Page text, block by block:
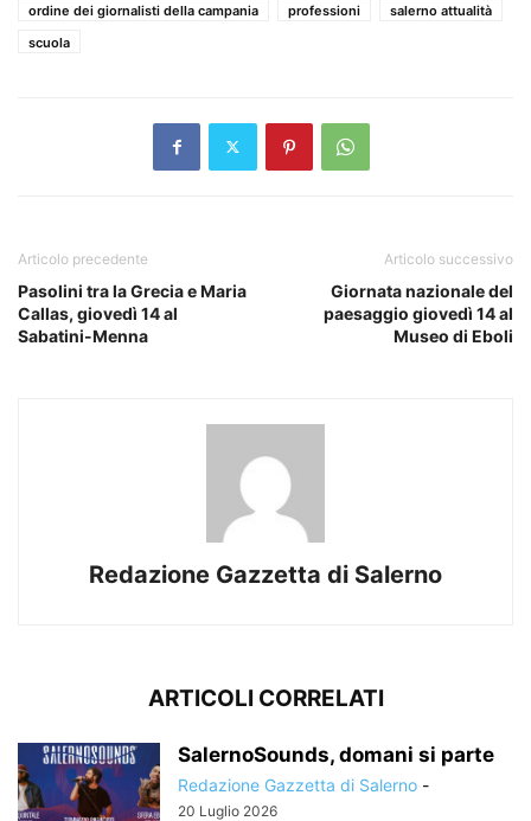
ordine dei giornalisti della campania
professioni
salerno attualità
scuola
Articolo precedente
Pasolini tra la Grecia e Maria
Callas, giovedì 14 al
Sabatini-Menna
Articolo successivo
Giornata nazionale del
paesaggio giovedì 14 al
Museo di Eboli
Redazione Gazzetta di Salerno
ARTICOLI CORRELATI
SalernoSounds, domani si parte
Redazione Gazzetta di Salerno -
20 Luglio 2026